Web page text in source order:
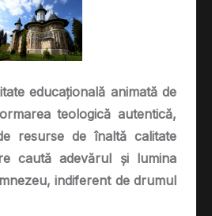
educațională animată de
teologică autentică,
resurse de înaltă calitate
caută adevărul și lumina
indiferent de drumul